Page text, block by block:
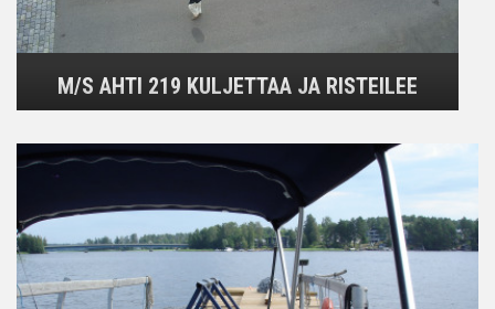
M/S AHTI 219 KULJETTAA JA RISTEILEE